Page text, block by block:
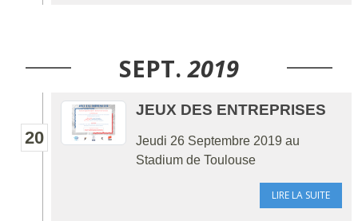
SEPT. 2019
20
JEUX DES ENTREPRISES
Jeudi 26 Septembre 2019 au
Stadium de Toulouse
LIRE LA SUITE